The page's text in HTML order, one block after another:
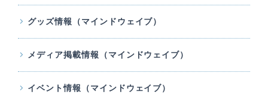
グッズ情報（マインドウェイブ）
メディア掲載情報（マインドウェイブ）
イベント情報（マインドウェイブ）